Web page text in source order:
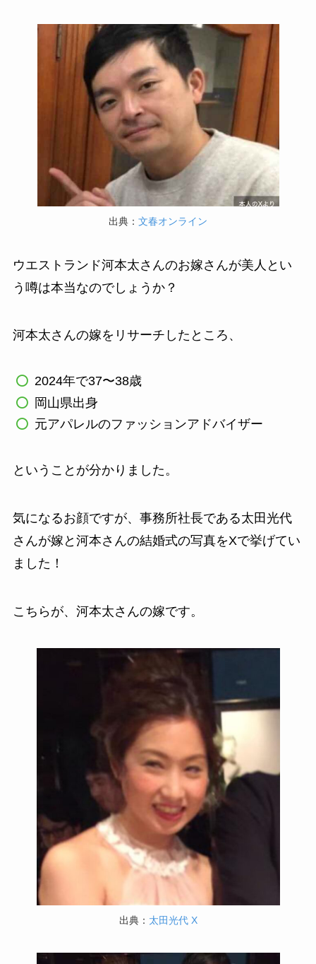
出典： 文春オンライン
ウエストランド河本太さんのお嫁さんが美人とい
う噂は本当なのでしょうか？
河本太さんの嫁をリサーチしたところ、
2024年で37〜38歳
岡山県出身
元アパレルのファッションアドバイザー
ということが分かりました。
気になるお顔ですが、事務所社長である太田光代
さんが嫁と河本さんの結婚式の写真をXで挙げてい
ました！
こちらが、河本太さんの嫁です。
出典： 太田光代 X